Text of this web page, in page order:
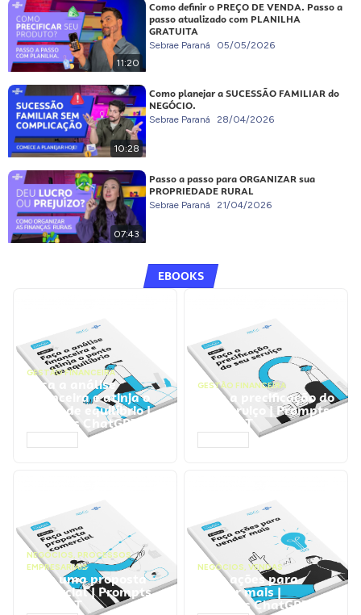
11:20
Como definir o PREÇO DE VENDA. Passo a
passo atualizado com PLANILHA
GRATUITA
Sebrae Paraná 05/05/2026
10:28
Como planejar a SUCESSÃO FAMILIAR do
NEGÓCIO.
Sebrae Paraná 28/04/2026
07:43
Passo a passo para ORGANIZAR sua
PROPRIEDADE RURAL
Sebrae Paraná 21/04/2026
EBOOKS
GESTÃO FINANCEIRA
Faça a análise
financeira e atinja o
ponto de equilíbrio |
Prompts ChatGPT
GESTÃO FINANCEIRA
Faça a precificação do
seu serviço | Prompts
ChatGPT
NEGÓCIOS, PROCESSOS
EMPRESARIAIS
Faça uma proposta
comercial | Prompts
ChatGPT
NEGÓCIOS, VENDAS
Faça ações para
vender mais |
Prompts ChatGPT